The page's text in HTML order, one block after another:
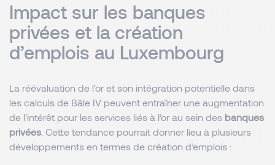
Impact sur les banques
privées et la création
d’emplois au Luxembourg
La réévaluation de l'or et son intégration potentielle dans
les calculs de Bâle IV peuvent entraîner une augmentation
de l'intérêt pour les services liés à l’or au sein des banques
privées . Cette tendance pourrait donner lieu à plusieurs
développements en termes de création d’emplois :